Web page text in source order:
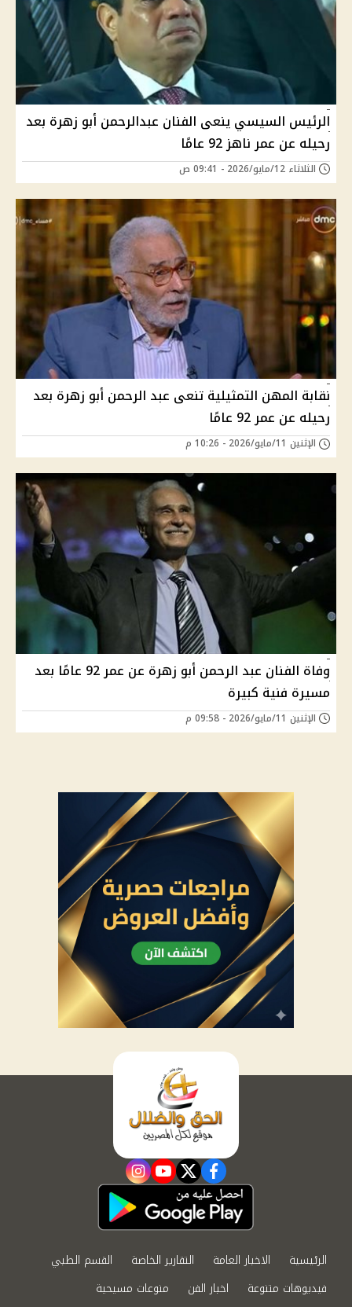
الرئيس السيسي ينعى الفنان عبدالرحمن أبو زهرة بعد
رحيله عن عمر ناهز 92 عامًا
الثلاثاء 12/مايو/2026 - 09:41 ص
نقابة المهن التمثيلية تنعى عبد الرحمن أبو زهرة بعد
رحيله عن عمر 92 عامًا
الإثنين 11/مايو/2026 - 10:26 م
وفاة الفنان عبد الرحمن أبو زهرة عن عمر 92 عامًا بعد
مسيرة فنية كبيرة
الإثنين 11/مايو/2026 - 09:58 م
facebook
twitter
youtube
instagram
الرئيسية الاخبار العامة التقارير الخاصة
القسم الطبي
فيديوهات متنوعة
اخبار الفن
منوعات مسيحية